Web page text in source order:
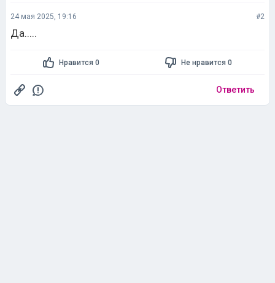
24 мая 2025, 19:16 #2
Да.....
Нравится 0 Не нравится 0
Ответить